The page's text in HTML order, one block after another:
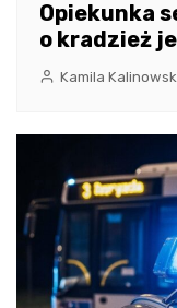
Opiekunka
o kradzież
Kamila